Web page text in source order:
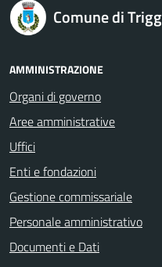
Comune di
AMMINISTRAZIONE
Organi di governo
Aree amministrative
Uffici
Enti e fondazioni
Gestione commissariale
Personale amministrativo
Documenti e Dati